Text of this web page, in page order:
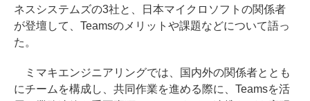
ネスシステムズの3社と、日本マイクロソフトの関係者
が登壇して、Teamsのメリットや課題などについて語っ
た。
ミマキエンジニアリングでは、国内外の関係者ととも
にチームを構成し、共同作業を進める際に、Teamsを活